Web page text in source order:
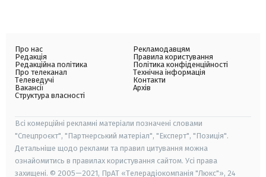
Про нас
Редакція
Редакційна політика
Про телеканал
Телеведучі
Вакансії
Структура власності
Рекламодавцям
Правила користування
Політика конфіденційності
Технічна інформація
Контакти
Архів
Всі комерційні рекламні матеріали позначені словами
"Спецпроєкт", "Партнерський матеріал", "Експерт", "Позиція".
Детальніше щодо реклами та правил цитування можна
ознайомитись в правилах користування сайтом. Усі права
захищені. © 2005—2021, ПрАТ «Телерадіокомпанія "Люкс"», 24